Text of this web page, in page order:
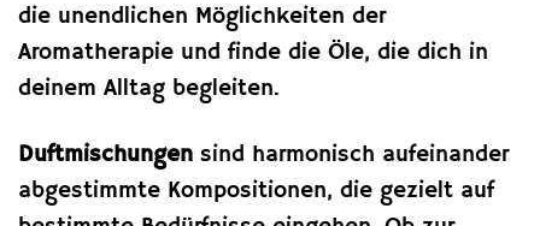
die unendlichen Möglichkeiten der
Aromatherapie und finde die Öle, die dich in
deinem Alltag begleiten.
Duftmischungen sind harmonisch aufeinander
abgestimmte Kompositionen, die gezielt auf